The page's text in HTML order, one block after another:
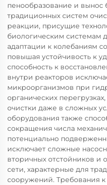
пенообразование и вынос
традиционных систем
реакции, присущие
биологическим системам
адаптации к колебаниям
повышая устойчивость к
способность к
внутри реакторов
микроорганизмов при
органических
очистки даже в сложных
оборудования также
сокращения числа
потенциально
исключает сложные
вторичных отстойников
сети, характерные для
сооружений. Требования к